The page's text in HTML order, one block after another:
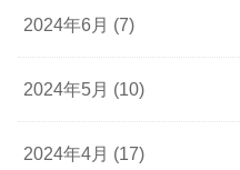
2024年6月 (7)
2024年5月 (10)
2024年4月 (17)